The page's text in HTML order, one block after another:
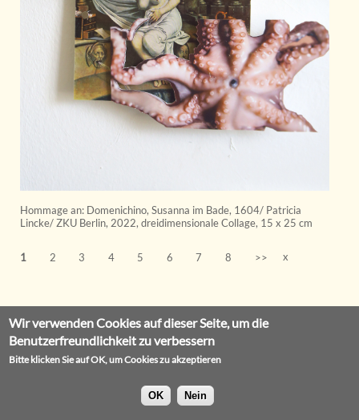
Hommage an: Domenichino, Susanna im Bade, 1604/ Patricia
Lincke/ ZKU Berlin, 2022, dreidimensionale Collage, 15 x 25 cm
1 2 3 4 5 6 7 8 >> x
Wir verwenden Cookies auf dieser Seite, um die
Benutzerfreundlichkeit zu verbessern
Bitte klicken Sie auf OK, um Cookies zu akzeptieren
OK Nein